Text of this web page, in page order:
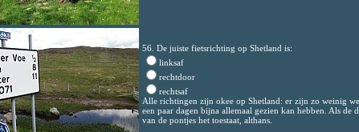
56. De juiste fietsrichting op Shetland is:
linksaf
rechtdoor
rechtsaf
Alle richtingen zijn okee op Shetland: er zijn zo weinig
een paar dagen bijna allemaal gezien kan hebben. Als de
van de pontjes het toestaat, althans.